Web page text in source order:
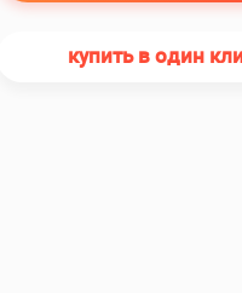
купить в один